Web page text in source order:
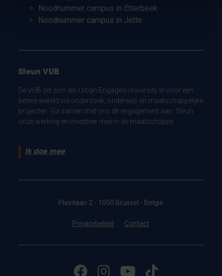
Noodnummer campus in Etterbeek
Noodnummer campus in Jette
Steun VUB
De VUB zet zich als Urban Engaged University in voor een
betere wereld via onderzoek, onderwijs en maatschappelijke
projecten. Ga samen met ons dit engagement aan. Steun
onze werking en investeer mee in de maatschappij.
Ik doe mee
Pleinlaan 2 - 1050 Brussel - België
Privacybeleid Contact